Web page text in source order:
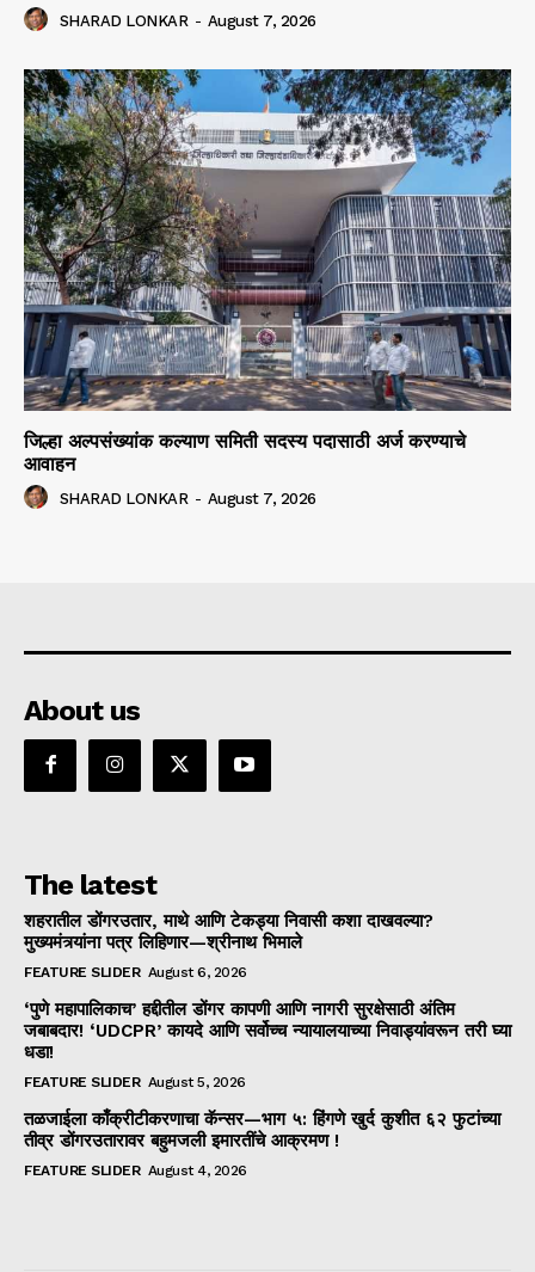
SHARAD LONKAR - August 7, 2026
जिल्हा अल्पसंख्यांक कल्याण समिती सदस्य पदासाठी अर्ज करण्याचे
आवाहन
SHARAD LONKAR - August 7, 2026
About us
The latest
शहरातील डोंगरउतार, माथे आणि टेकड्या निवासी कशा दाखवल्या?
मुख्यमंत्र्यांना पत्र लिहिणार—श्रीनाथ भिमाले
FEATURE SLIDER August 6, 2026
‘पुणे महापालिकाच’ हद्दीतील डोंगर कापणी आणि नागरी सुरक्षेसाठी अंतिम
जबाबदार! ‘UDCPR’ कायदे आणि सर्वोच्च न्यायालयाच्या निवाड्यांवरून तरी घ्या
धडा!
FEATURE SLIDER August 5, 2026
तळजाईला काँक्रीटीकरणाचा कॅन्सर—भाग ५: हिंगणे खुर्द कुशीत ६२ फुटांच्या
तीव्र डोंगरउतारावर बहुमजली इमारतींचे आक्रमण !
FEATURE SLIDER August 4, 2026